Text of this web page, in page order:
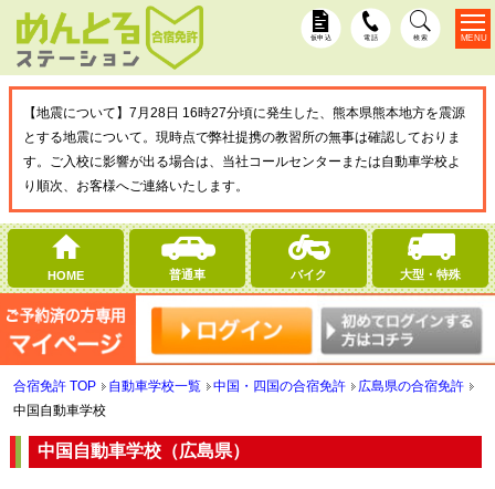
仮申込 電話 検索
【地震について】7月28日 16時27分頃に発生した、熊本県熊本地方を震源
とする地震について。現時点で弊社提携の教習所の無事は確認しておりま
す。ご入校に影響が出る場合は、当社コールセンターまたは自動車学校よ
り順次、お客様へご連絡いたします。
HOME 普通車 バイク 大型・特殊
MENU
合宿免許 TOP 自動車学校一覧 中国・四国の合宿免許
広島県の合宿免許
中国自動車学校
中国自動車学校（広島県）